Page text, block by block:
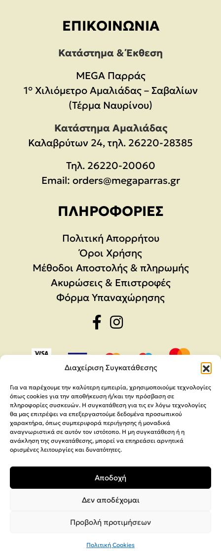
Διαχείριση Συγκατάθεσης
Για να παρέχουμε την καλύτερη εμπειρία, χρησιμοποιούμε τεχνολογίες
όπως cookies για την αποθήκευση ή/και την πρόσβαση σε
πληροφορίες συσκευών. Η συγκατάθεση για τις εν λόγω τεχνολογίες
θα μας επιτρέψει να επεξεργαστούμε δεδομένα προσωπικού
χαρακτήρα, όπως συμπεριφορά περιήγησης ή μοναδικά
αναγνωριστικά σε αυτόν τον ιστότοπο. Η μη συγκατάθεση ή η
ανάκληση της συγκατάθεσης, μπορεί να επηρεάσει αρνητικά
ορισμένες λειτουργίες και δυνατότητες.
Αποδοχή
Δεν αποδέχομαι
Προβολή προτιμήσεων
Πολιτική Cookies
ΕΠΙΚΟΙΝΩΝΊΑ
Κατάστημα & Έκθεση
MEGA Παρράς
1° Χιλιόμετρο Αμαλιάδας – Σαβαλίων
(Τέρμα Ναυρίνου)
Κατάστημα Αμαλιάδας
Καλαβρύτων 24, τηλ. 26220-28385
Τηλ. 26220-20060
Email: orders@megaparras.gr
ΠΛΗΡΟΦΟΡΊΕΣ
Πολιτική Απορρήτου
Όροι Χρήσης
Μέθοδοι Αποστολής & πληρωμής
Ακυρώσεις & Επιστροφές
Φόρμα Υπαναχώρησης
Copyright 2026,
Κατασκευή Ιστοσελίδων Interactive Net Solutions